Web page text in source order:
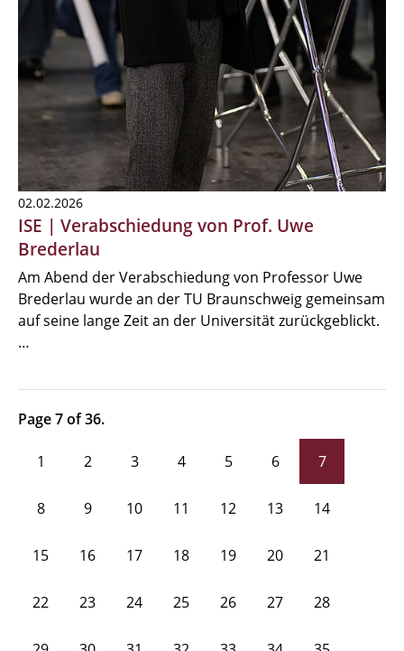
02.02.2026
ISE | Verabschiedung von Prof. Uwe
Brederlau
Am Abend der Verabschiedung von Professor Uwe
Brederlau wurde an der TU Braunschweig gemeinsam
auf seine lange Zeit an der Universität zurückgeblickt.
…
Page 7 of 36.
1 2 3 4 5 6 7
8 9 10 11 12 13 14
15 16 17 18 19 20 21
22 23 24 25 26 27 28